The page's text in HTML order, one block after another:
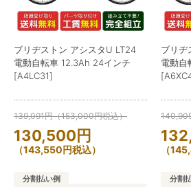
ブリヂストン アシスタU LT24
電動自転車 12.3Ah 24インチ
[A4LC31]
139,091円（153,000円税込）
130,500円
（143,550円税込）
分割払い例
ブリヂ
電動自
（
分割